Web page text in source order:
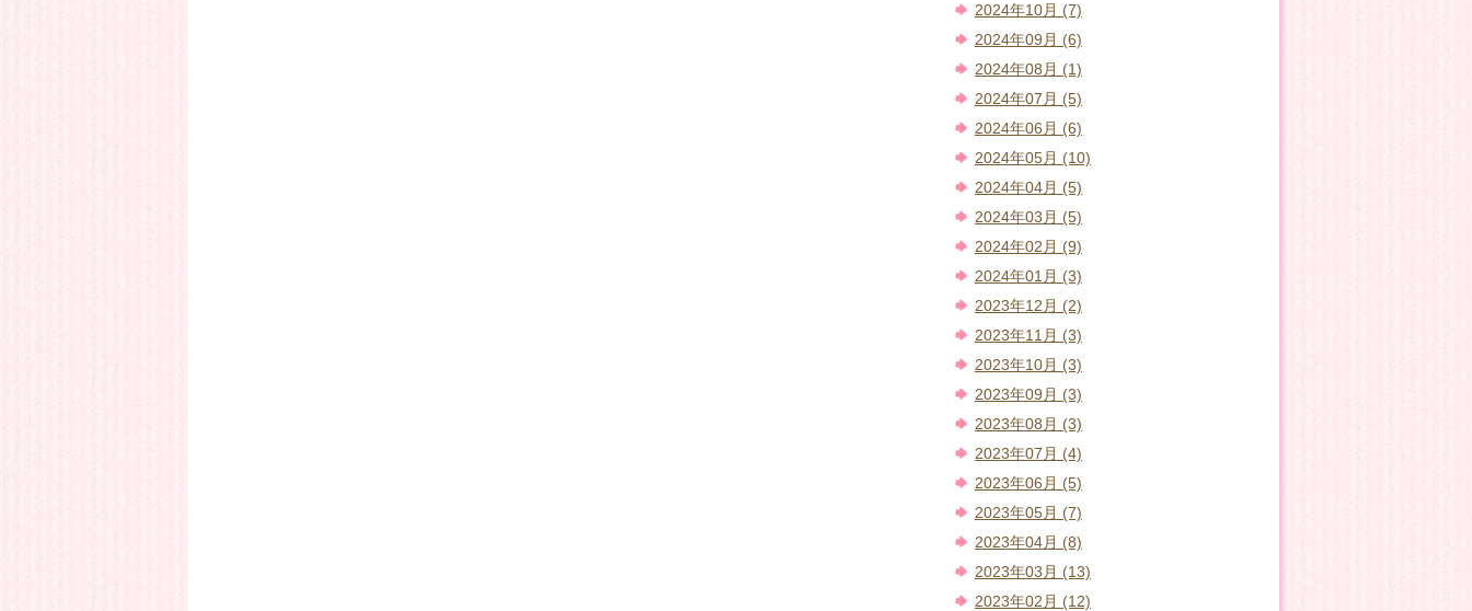
2024年10月 (7)
2024年09月 (6)
2024年08月 (1)
2024年07月 (5)
2024年06月 (6)
2024年05月 (10)
2024年04月 (5)
2024年03月 (5)
2024年02月 (9)
2024年01月 (3)
2023年12月 (2)
2023年11月 (3)
2023年10月 (3)
2023年09月 (3)
2023年08月 (3)
2023年07月 (4)
2023年06月 (5)
2023年05月 (7)
2023年04月 (8)
2023年03月 (13)
2023年02月 (12)